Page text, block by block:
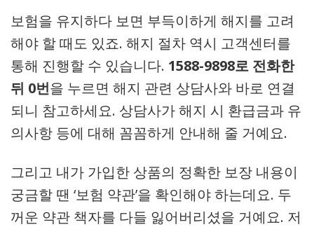
보험을 유지하다 보면 부득이하게 해지를 고려
해야 할 때도 있죠. 해지 절차 역시 고객센터를
통해 진행할 수 있습니다. 1588-9898로 전화한
뒤 0번을 누르면 해지 관련 상담사와 바로 연결
되니 참고하세요. 상담사가 해지 시 환급금과 유
의사항 등에 대해 꼼꼼하게 안내해 줄 거예요.
그리고 내가 가입한 상품의 정확한 보장 내용이
궁금할 땐 ‘보험 약관’을 확인해야 하는데요. 두
꺼운 약관 책자를 다들 잃어버리셨을 거예요. 저